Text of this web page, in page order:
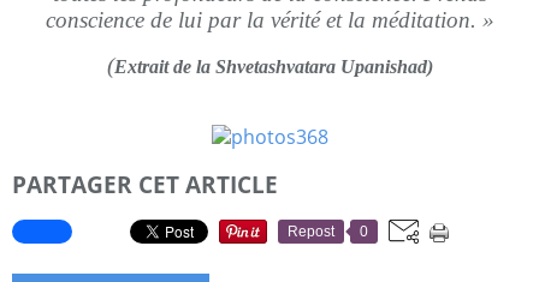
conscience de lui par la vérité et la méditation. »
(Extrait de la Shvetashvatara Upanishad)
PARTAGER CET ARTICLE
Repost 0